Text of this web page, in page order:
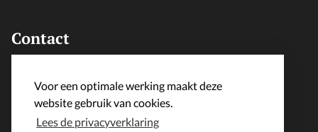
Voor een optimale werking maakt deze
website gebruik van cookies.
Lees de privacyverklaring
Contact
LijfLoket
info@lijfloket.nl